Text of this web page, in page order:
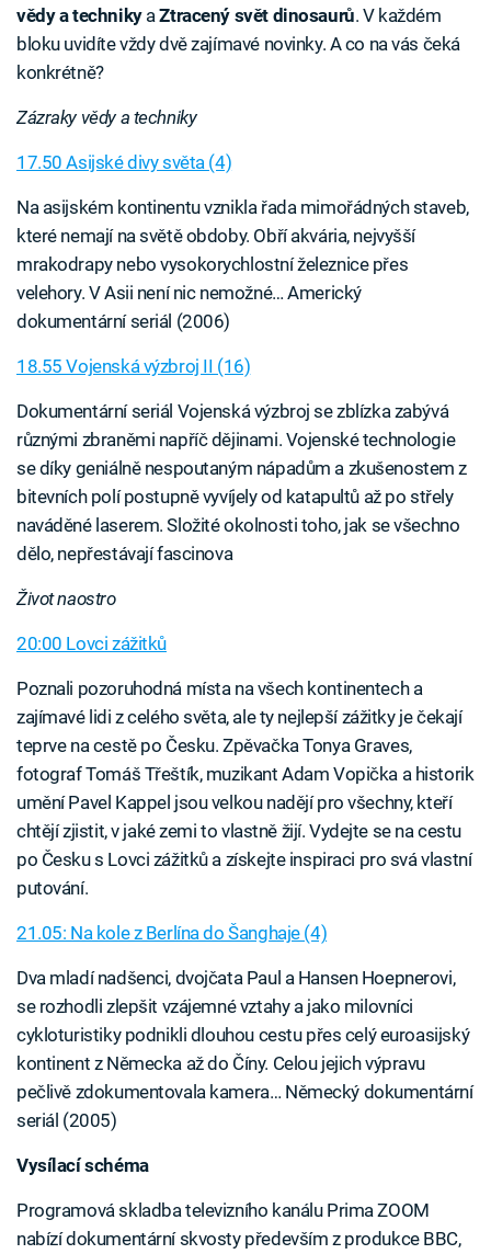
vědy a technikyaZtracený svět dinosaurů. V každém
bloku uvidíte vždy dvě zajímavé novinky. A co na vás čeká
konkrétně?
Zázraky vědy a techniky
17.50 Asijské divy světa (4)
Na asijském kontinentu vznikla řada mimořádných staveb,
které nemají na světě obdoby. Obří akvária, nejvyšší
mrakodrapy nebo vysokorychlostní železnice přes
velehory. V Asii není nic nemožné… Americký
dokumentární seriál (2006)
18.55 Vojenská výzbroj II (16)
Dokumentární seriál Vojenská výzbroj se zblízka zabývá
různými zbraněmi napříč dějinami. Vojenské technologie
se díky geniálně nespoutaným nápadům a zkušenostem z
bitevních polí postupně vyvíjely od katapultů až po střely
naváděné laserem. Složité okolnosti toho, jak se všechno
dělo, nepřestávají fascinova
Život naostro
20:00 Lovci zážitků
Poznali pozoruhodná místa na všech kontinentech a
zajímavé lidi z celého světa, ale ty nejlepší zážitky je čekají
teprve na cestě po Česku. Zpěvačka Tonya Graves,
fotograf Tomáš Třeštík, muzikant Adam Vopička a historik
umění Pavel Kappel jsou velkou nadějí pro všechny, kteří
chtějí zjistit, v jaké zemi to vlastně žijí. Vydejte se na cestu
po Česku s Lovci zážitků a získejte inspiraci pro svá vlastní
putování.
21.05: Na kole z Berlína do Šanghaje (4)
Dva mladí nadšenci, dvojčata Paul a Hansen Hoepnerovi,
se rozhodli zlepšit vzájemné vztahy a jako milovníci
cykloturistiky podnikli dlouhou cestu přes celý euroasijský
kontinent z Německa až do Číny. Celou jejich výpravu
pečlivě zdokumentovala kamera… Německý dokumentární
seriál (2005)
Vysílací schéma
Programová skladba televizního kanálu Prima ZOOM
nabízí dokumentární skvosty především z produkce BBC,